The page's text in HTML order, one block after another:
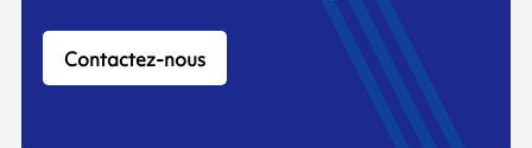
Contactez-nous